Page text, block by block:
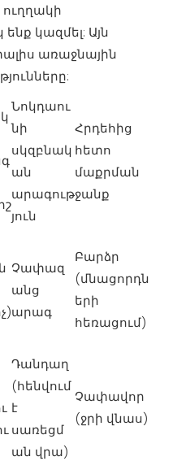
կազմել: Այն
առաջնային
Նոկդաու
նի
սկզբնակ
ան
արագութ
յուն
Հրդեհից
հետո
մաքրման
ջանք
Չափազ
անց
արագ
Բարձր
(մնացորդն
երի
հեռացում)
Դանդաղ
(հենվում
է
սառեցմ
ան վրա)
Չափավոր
(ջրի վնաս)